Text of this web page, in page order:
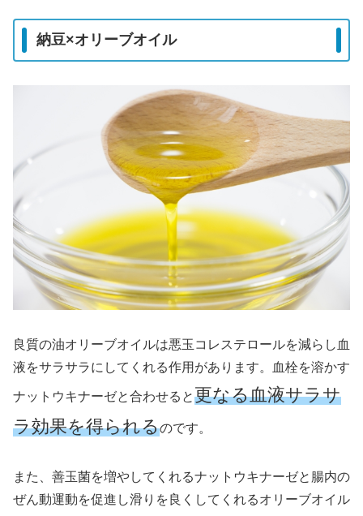
納豆×オリーブオイル
良質の油オリーブオイルは悪玉コレステロールを減らし血
液をサラサラにしてくれる作用があります。血栓を溶かす
ナットウキナーゼと合わせると更なる血液サラサ
ラ効果を得られるのです。
また、善玉菌を増やしてくれるナットウキナーゼと腸内の
ぜん動運動を促進し滑りを良くしてくれるオリーブオイル